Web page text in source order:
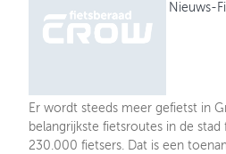
Nieuws-
Er wordt steeds meer gefietst in
belangrijkste fietsroutes in de stad
230.000 fietsers. Dat is een